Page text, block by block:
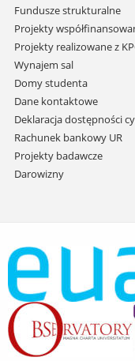
Fundusze strukturalne
Projekty
Projekty realizowane z
Wynajem sal
Domy studenta
Dane kontaktowe
Deklaracja dostępności
Rachunek bankowy UR
Projekty badawcze
Darowizny